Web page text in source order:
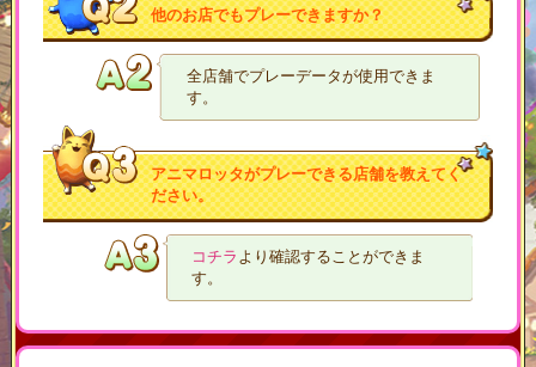
他のお店でもプレーできますか？
全店舗でプレーデータが使用できま
す。
アニマロッタがプレーできる店舗を教えてく
ださい。
コチラ より確認することができま
す。